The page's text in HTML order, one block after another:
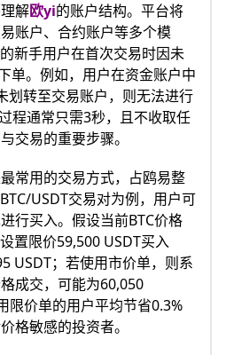
解欧yi的账户结构。平台将
账户、合约账户等多个模
新手用户在首次交易时因未
单。例如，用户在资金账户中
划转至交易账户，则无法进行
程通常只需3秒，且不收取任
交易的重要步骤。
常用的交易方式，占鸥易整
USDT交易对为例，用户可
行买入。假设当前BTC价格
置限价59,500 USDT买入
USDT；若使用市价单，则系
成交，可能为60,050
限价单的用户平均节省0.3%
格敏感的投资者。